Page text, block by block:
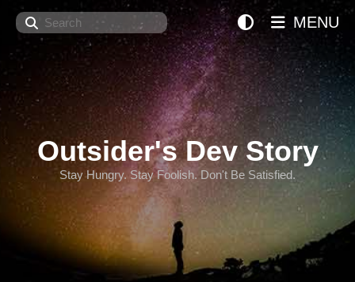
Search
Outsider's Dev Story
Stay Hungry. Stay Foolish. Don't Be Satisfied.
MENU